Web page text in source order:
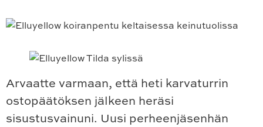
Arvaatte varmaan, että heti karvaturrin
ostopäätöksen jälkeen heräsi
sisustusvainuni. Uusi perheenjäsenhän